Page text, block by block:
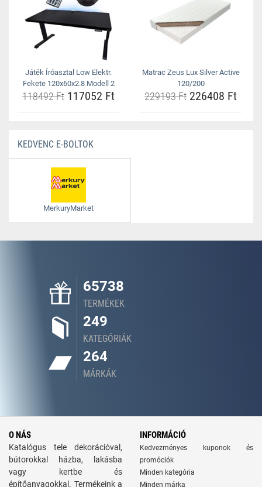
Játék Íróasztal Low Elektr.
Fekete 120x60x2.8 Modell 2
118492 Ft 117052 Ft
Matrac Zeus Lux Silver Active
120/200
229193 Ft 226408 Ft
KEDVENC E-BOLTOK
MerkuryMarket
65738
TERMÉKEK
249
KATEGÓRIÁK
264
MÁRKÁK
O NÁS
Katalógus tele dekorációval,
bútorokkal házba, lakásba
vagy kertbe és
építőanyagokkal. Termékeink a
INFORMÁCIÓ
Kedvezményes kuponok és
promóciók
Minden kategória
Minden márka